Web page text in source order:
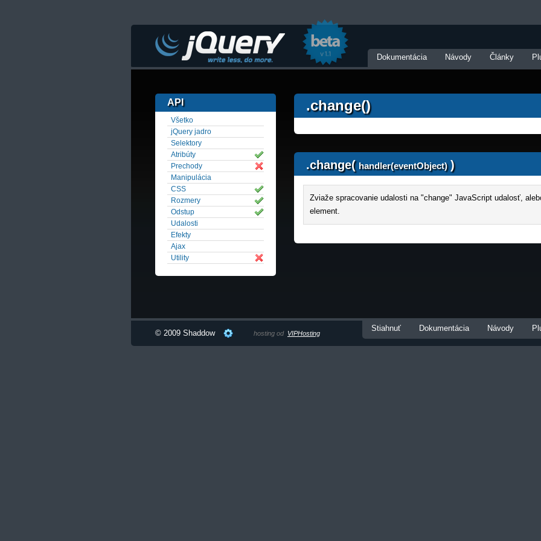
Dokumentácia Návody Články
.change()
.change( handler(eventObject) )
Zviaže spracovanie udalosti na "change" JavaScript udalosť,
element.
API
Všetko
jQuery jadro
Selektory
Atribúty
Prechody
Manipulácia
CSS
Rozmery
Odstup
Udalosti
Efekty
Ajax
Utility
© 2009 Shaddow hosting od VIPHosting
Stiahnuť Dokumentácia Návody